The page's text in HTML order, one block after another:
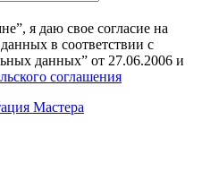
я даю свое согласие на
в соответствии с
данных” от 27.06.2006 и
соглашения
Мастера